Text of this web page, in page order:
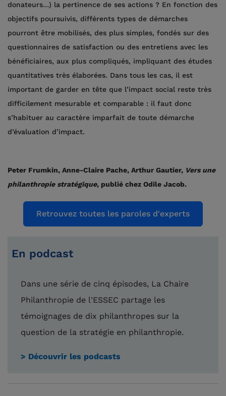
donateurs…) la pertinence de ses actions ? En fonction des
objectifs poursuivis, différents types de démarches
pourront être mobilisés, des plus simples, fondés sur des
questionnaires de satisfaction ou des entretiens avec les
bénéficiaires, aux plus compliqués, impliquant des études
quantitatives très élaborées. Dans tous les cas, il est
important de garder en tête que l’impact social reste très
difficilement mesurable et comparable : il faut donc
s’habituer au caractère imparfait de toute démarche
d’évaluation d’impact.
Peter Frumkin, Anne-Claire Pache, Arthur Gautier, Vers une
philanthropie stratégique, publié chez Odile Jacob.
Retrouvez toutes les paroles d'experts
En podcast
Dans une série de cinq épisodes, La Chaire
Philanthropie de l'ESSEC partage les
témoignages de dix philanthropes sur la
question de la stratégie en philanthropie.
> Découvrir les podcasts